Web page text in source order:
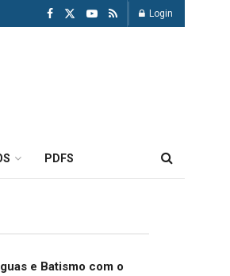
Login
PDFS
e Batismo com o